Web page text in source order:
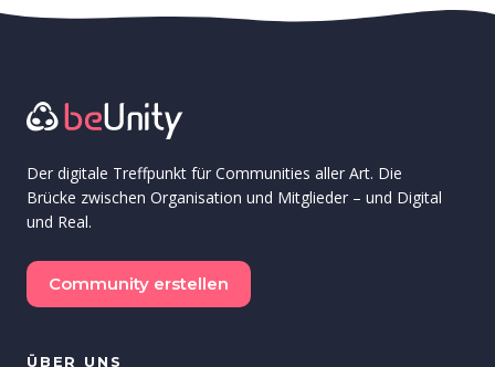
Der digitale Treffpunkt für Communities aller Art. Die
Brücke zwischen Organisation und Mitglieder – und Digital
und Real.
Community erstellen
ÜBER UNS